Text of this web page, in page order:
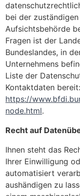
bei der
Aufsichtsbehörde
Fragen ist der
Bundeslandes, in
Unternehmens
Liste der
Kontaktdaten bereit:
https://
node.html.
Recht auf
Ihnen steht das
Ihrer Einwilligung
automatisiert
aushändigen zu